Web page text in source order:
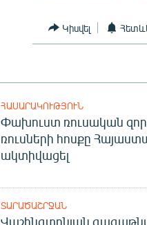
Կիսվել
ՀԱՍԱՐԱԿՈՒԹՅՈՒՆ
Փախուստ ռուսական
ռուսների հոսքը
ակտիվացել
ՏԱՐԱԾԱՇՐՋԱՆ
Վաշինգտոնյան